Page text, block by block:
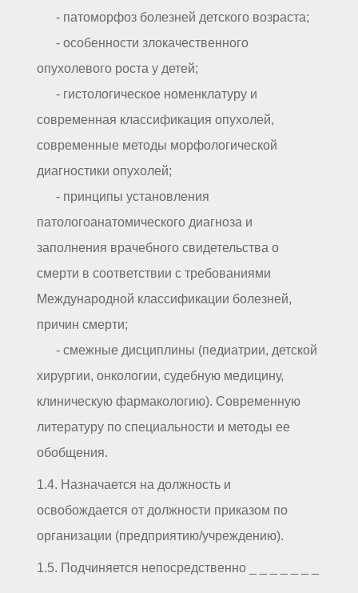
- патоморфоз болезней детского возраста;
- особенности злокачественного
опухолевого роста у детей;
- гистологическое номенклатуру и
современная классификация опухолей,
современные методы морфологической
диагностики опухолей;
- принципы установления
патологоанатомического диагноза и
заполнения врачебного свидетельства о
смерти в соответствии с требованиями
Международной классификации болезней,
причин смерти;
- смежные дисциплины (педиатрии, детской
хирургии, онкологии, судебную медицину,
клиническую фармакологию). Современную
литературу по специальности и методы ее
обобщения.
1.4. Назначается на должность и
освобождается от должности приказом по
организации (предприятию/учреждению).
1.5. Подчиняется непосредственно _ _ _ _ _ _ _